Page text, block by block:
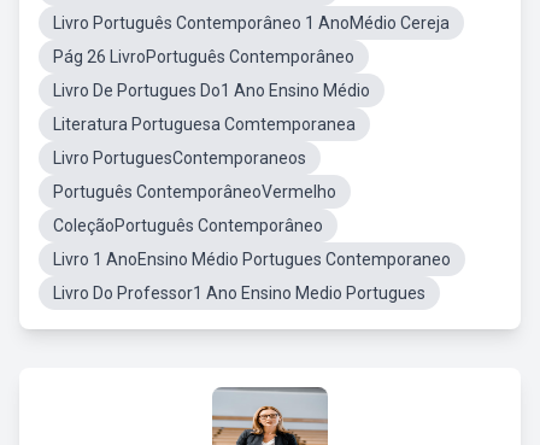
Livro Português Contemporâneo 1 AnoMédio Cereja
Pág 26 LivroPortuguês Contemporâneo
Livro De Portugues Do1 Ano Ensino Médio
Literatura Portuguesa Comtemporanea
Livro PortuguesContemporaneos
Português ContemporâneoVermelho
ColeçãoPortuguês Contemporâneo
Livro 1 AnoEnsino Médio Portugues Contemporaneo
Livro Do Professor1 Ano Ensino Medio Portugues